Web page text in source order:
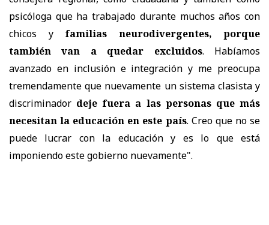
psicóloga que ha trabajado durante muchos años con
chicos yfamilias neurodivergentes, porque
también van a quedar excluidos. Habíamos
avanzado en inclusión e integración y me preocupa
tremendamente que nuevamente un sistema clasista y
discriminador deje fuera a las personas que más
necesitan la educación en este país. Creo que no se
puede lucrar con la educación y es lo que está
imponiendo este gobierno nuevamente".